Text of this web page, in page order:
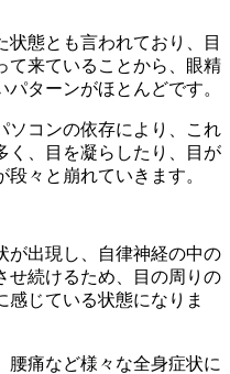
状態とも言われており、目
て来ていることから、眼精
ターンがほとんどです。
ソコンの依存により、これ
く、目を凝らしたり、目が
々と崩れていきます。
が出現し、自律神経の中の
せ続けるため、目の周りの
感じている状態になりま
腰痛など様々な全身症状に